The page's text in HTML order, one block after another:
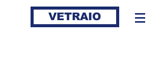
VETRAIO